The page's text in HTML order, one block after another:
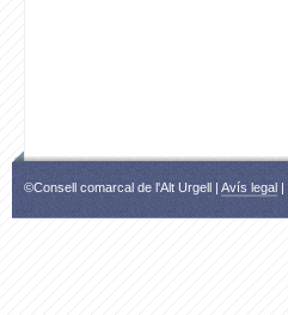
©Consell comarcal de l'Alt Urgell | Avís legal |